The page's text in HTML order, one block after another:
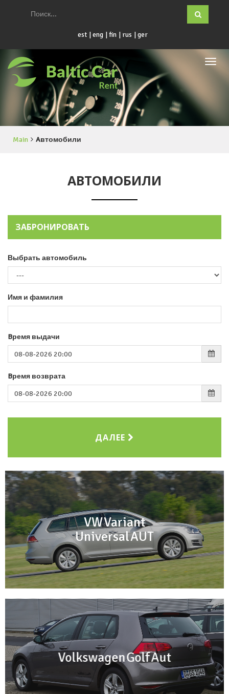
est eng fin rus ger
Main Aвтомобили
AВТОМОБИЛИ
ЗАБРОНИРОВАТЬ
Выбрать автомобиль
Имя и фамилия
Bремя выдачи
Bремя возврата
ДАЛЕЕ
VW Variant
Universal AUT
Volkswagen Golf Aut